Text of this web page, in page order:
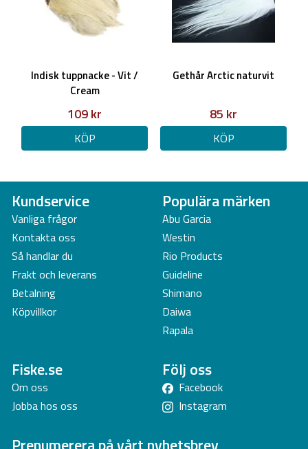
Indisk tuppnacke - Vit /
Cream
109 kr
KÖP
Gethår Arctic naturvit
85 kr
KÖP
Kundservice
Vanliga frågor
Kontakta oss
Så handlar du
Frakt och leverans
Betalning
Köpvillkor
Populära märken
Abu Garcia
Westin
Rio Products
Guideline
Shimano
Daiwa
Rapala
Fiske.se
Om oss
Jobba hos oss
Följ oss
Facebook
Instagram